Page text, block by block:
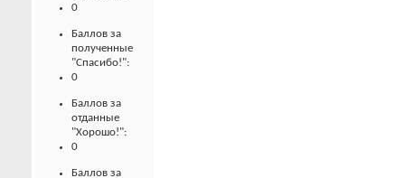
0
Баллов за
полученные
"Спасибо!":
0
Баллов за
отданные
"Хорошо!":
0
Баллов за